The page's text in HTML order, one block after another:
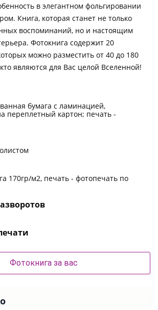
в элегантном фольгировании
Книга, которая станет не только
воспоминаний, но и настоящим
Фотокнига содержит 20
можно разместить от 40 до 180
являются для Вас целой Вселенной!
бумага с ламинацией,
переплетный картон; печать -
170гр/м2, печать - фотопечать по
Фотокнига за вас